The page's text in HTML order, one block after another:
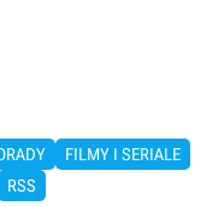
FILMY I SERIALE
RSS